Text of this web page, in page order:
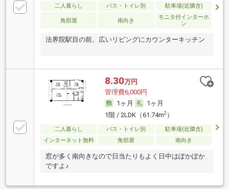
二人暮らし バス・トイレ別 駐車場(近隣含)
角部屋 南向き
モニタ付インターホ
ン
法界院駅目の前。広いリビングにカウンターキッチン
8.30万円
管理費6,000円
1ヶ月
1ヶ月
1階 / 2LDK（61.74m2）
二人暮らし バス・トイレ別
駐車場(近隣含)
インターネット無料
角部屋 南向き
窓が多く南向きなので日当たりもよく日中はぽかぽか
ですよ♪